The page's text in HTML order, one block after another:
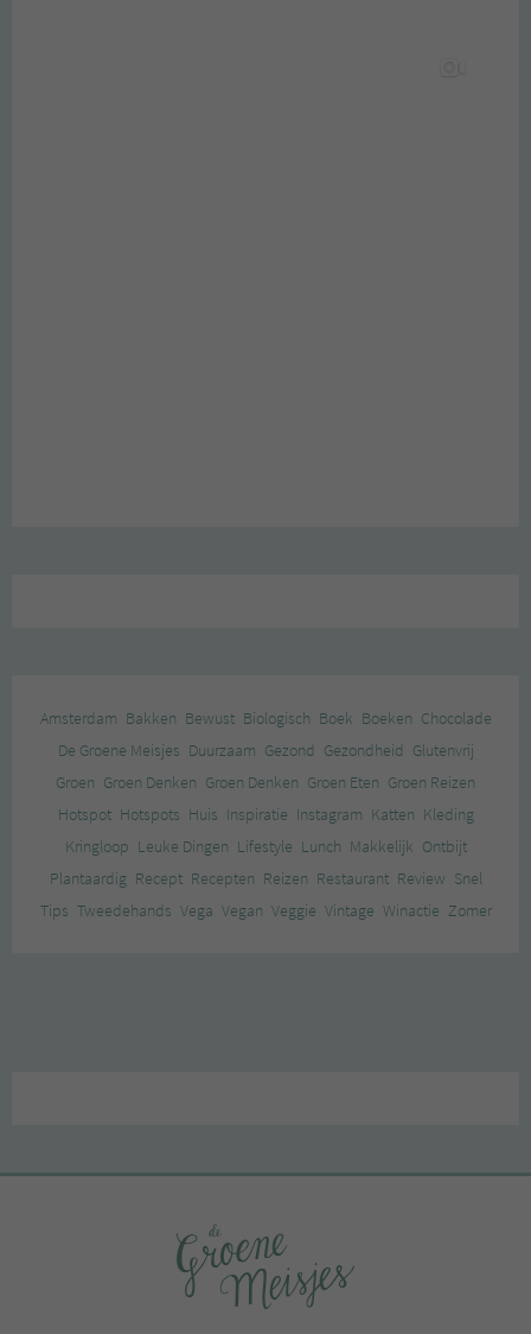
Amsterdam Bakken Bewust Biologisch Boek Boeken Chocolade
De Groene Meisjes Duurzaam Gezond Gezondheid Glutenvrij
Groen Groen Denken Groen Denken Groen Eten Groen Reizen
Hotspot Hotspots Huis Inspiratie Instagram Katten Kleding
Kringloop Leuke Dingen Lifestyle Lunch Makkelijk Ontbijt
Plantaardig Recept Recepten Reizen Restaurant Review Snel
Tips Tweedehands Vega Vegan Veggie Vintage Winactie Zomer